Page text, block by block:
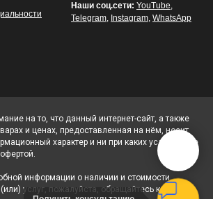
Наши соц.сети: YouTube,
Telegram, Instagram, WhatsApp
на то, что данный интернет-сайт, а также
и ценах, предоставленная на нём, носит
характер и ни при каких условиях не
информации о наличии и стоимости
услуг, пожалуйста, обращайтесь к